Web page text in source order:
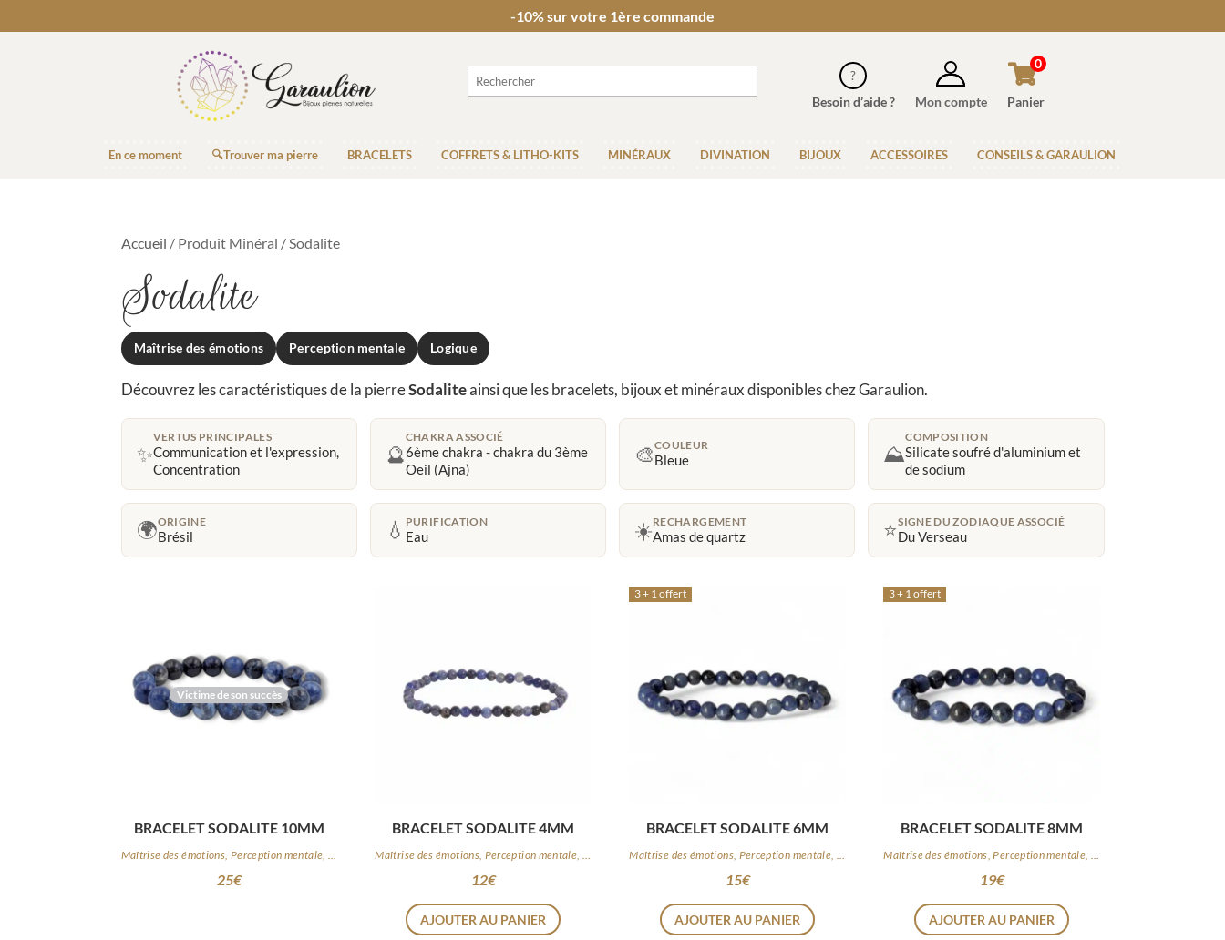
-10% sur votre 1ère commande
Besoin d’aide ? Mon compte Panier
0
En ce moment 🔍Trouver ma pierre BRACELETS COFFRETS & LITHO-KITS MINÉRAUX DIVINATION BIJOUX ACCESSOIRES CONSEILS & GARAULION
Accueil / Produit Minéral / Sodalite
Sodalite
Maîtrise des émotions Perception mentale Logique
Découvrez les caractéristiques de la pierreSodaliteainsi que les bracelets, bijoux et minéraux disponibles chez Garaulion.
✨
VERTUS PRINCIPALES
Communication et l'expression,
Concentration
🔮
CHAKRA ASSOCIÉ
6ème chakra - chakra du 3ème
Oeil (Ajna)
🎨COULEUR
Bleue ⛰️
COMPOSITION
Silicate soufré d'aluminium et
de sodium
🌍ORIGINE
Brésil 💧 PURIFICATION
Eau ☀️RECHARGEMENT
Amas de quartz ⭐SIGNE DU ZODIAQUE ASSOCIÉ
Du Verseau
Victime de son succès
BRACELET SODALITE 10MM
25€
BRACELET SODALITE 4MM
12€
AJOUTER AU PANIER
3 + 1 offert
BRACELET SODALITE 6MM
15€
AJOUTER AU PANIER
3 + 1 offert
BRACELET SODALITE 8MM
19€
AJOUTER AU PANIER